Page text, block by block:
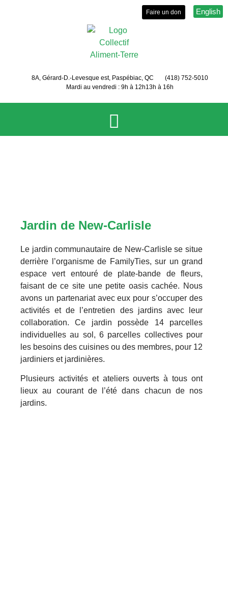
Faire un don English
8A, Gérard-D.-Levesque est, Paspébiac, QC
(418) 752-5010
Mardi au vendredi : 9h à 12h13h à 16h
Jardin de New-Carlisle
Le jardin communautaire de New-Carlisle se situe
derrière l’organisme de FamilyTies, sur un grand
espace vert entouré de plate-bande de fleurs,
faisant de ce site une petite oasis cachée. Nous
avons un partenariat avec eux pour s’occuper des
activités et de l’entretien des jardins avec leur
collaboration. Ce jardin possède 14 parcelles
individuelles au sol, 6 parcelles collectives pour
les besoins des cuisines ou des membres, pour 12
jardiniers et jardinières.
Plusieurs activités et ateliers ouverts à tous ont
lieux au courant de l’été dans chacun de nos
jardins.